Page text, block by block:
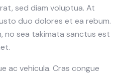
sed diam voluptua. At
duo dolores et ea rebum.
no sea takimata sanctus est
ac vehicula. Cras congue